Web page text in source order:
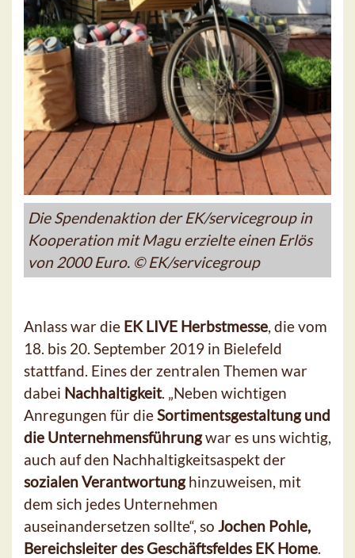
Die Spendenaktion der EK/servicegroup in
Kooperation mit Magu erzielte einen Erlös
von 2000 Euro. © EK/servicegroup
Anlass war die EK LIVE Herbstmesse, die vom
18. bis 20. September 2019 in Bielefeld
stattfand. Eines der zentralen Themen war
dabei Nachhaltigkeit. „Neben wichtigen
Anregungen für dieSortimentsgestaltung und
die Unternehmensführungwar es uns wichtig,
auch auf den Nachhaltigkeitsaspekt der
sozialen Verantwortunghinzuweisen, mit
dem sich jedes Unternehmen
auseinandersetzen sollte“, so Jochen Pohle,
Bereichsleiter des Geschäftsfeldes EK Home.